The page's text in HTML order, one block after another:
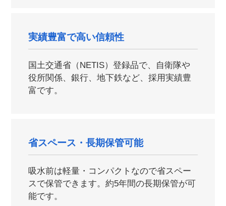
実績豊富で高い信頼性
国土交通省（NETIS）登録品で、自衛隊や
役所関係、銀行、地下鉄など、採用実績豊
富です。
省スペース・長期保管可能
吸水前は軽量・コンパクトなので省スペー
スで保管できます。約5年間の長期保管が可
能です。